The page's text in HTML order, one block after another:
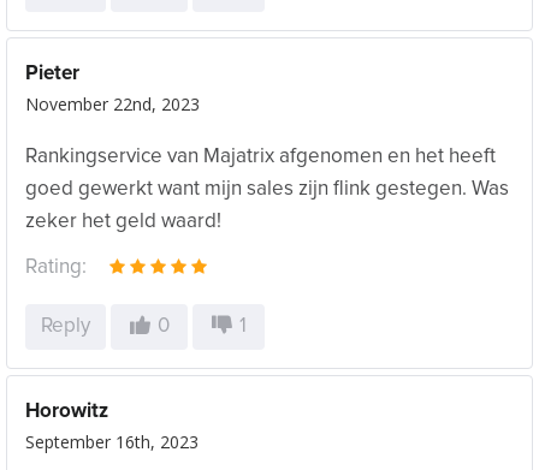
Pieter
November 22nd, 2023
Rankingservice van Majatrix afgenomen en het heeft
goed gewerkt want mijn sales zijn flink gestegen. Was
zeker het geld waard!
Rating:
Reply 0 1
Horowitz
September 16th, 2023